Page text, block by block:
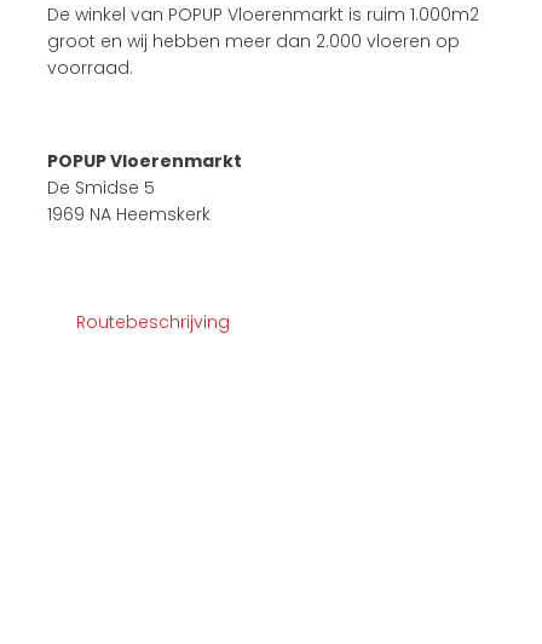
De winkel van POPUP Vloerenmarkt is ruim 1.000m2
groot en wij hebben meer dan 2.000 vloeren op
voorraad.
POPUP Vloerenmarkt
De Smidse 5
1969 NA Heemskerk
Routebeschrijving